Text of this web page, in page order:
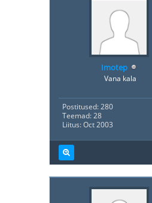
Imotep
Vana kala
Postitused: 280
Teemad: 28
Liitus: Oct 2003